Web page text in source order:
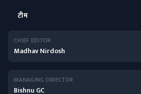
टीम
CHIEF EDITOR
Madhav Nirdosh
MANAGING DIRECTOR
Bishnu GC